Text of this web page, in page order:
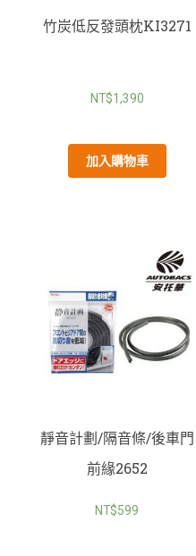
竹炭低反發頭枕KI3271
NT$1,390
加入購物車
靜音計劃/隔音條/後車門
前緣2652
NT$599